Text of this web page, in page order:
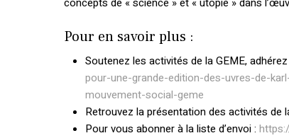
Pour en savoir plus :
Soutenez les activités de la GEME,
pour-une-grande-edition-des-uvres-de-
mouvement-social-geme
Retrouvez la présentation des activités de
Pour vous abonner à la liste d’envoi :